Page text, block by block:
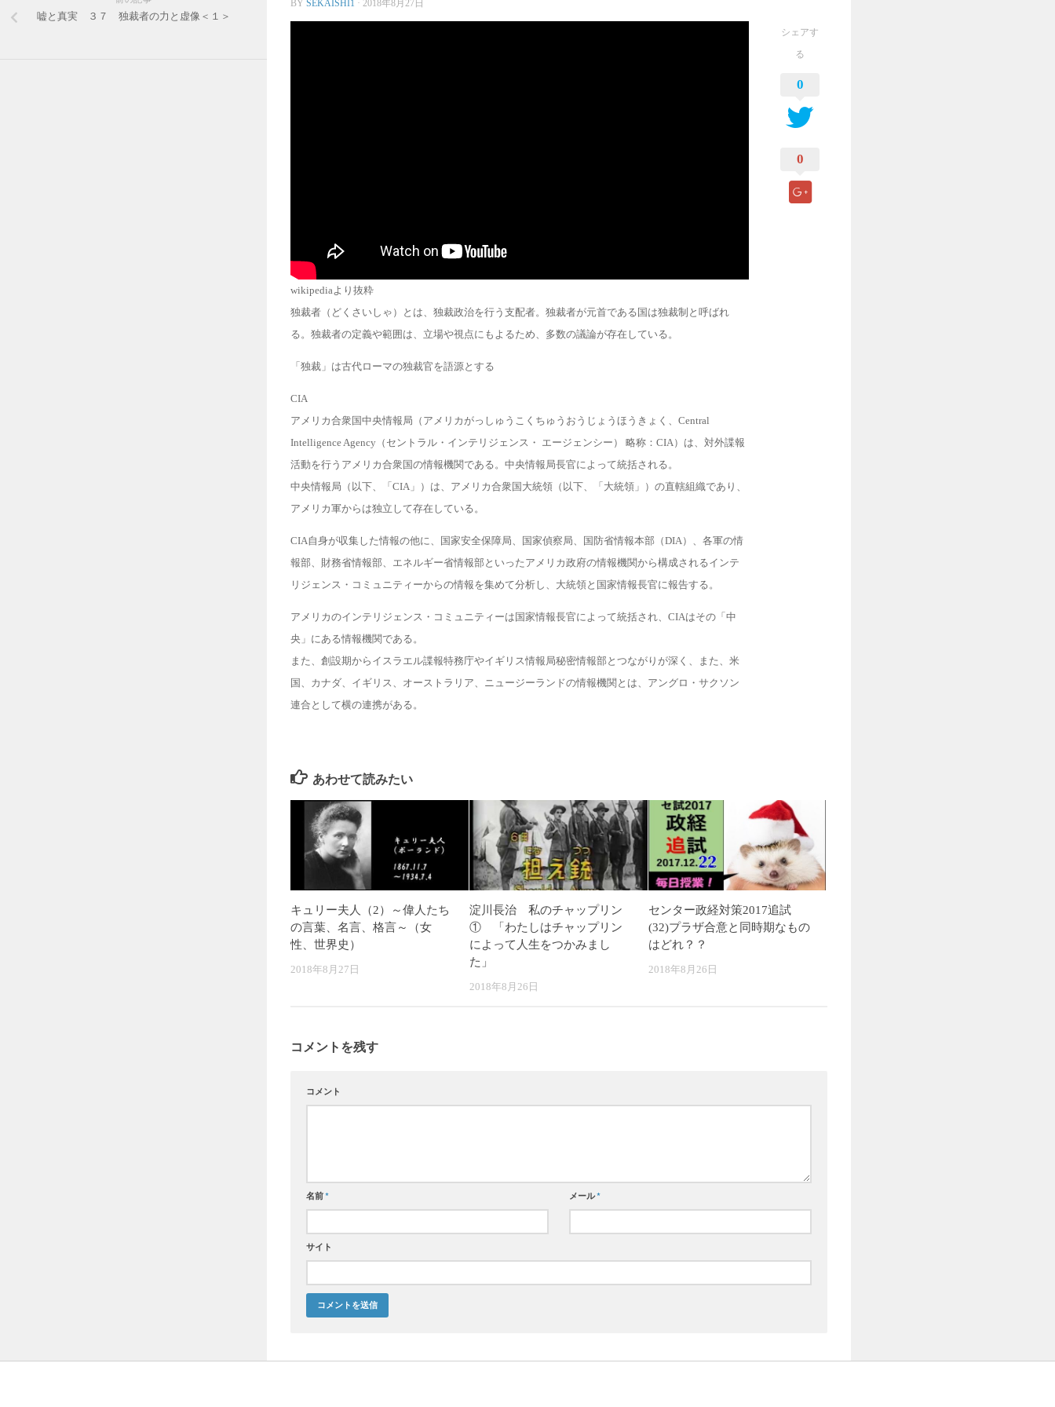
BY SEKAISHI1 · 2018年8月27日
wikipediaより抜粋
独裁者（どくさいしゃ）とは、独裁政治を行う支配者。独裁者が元首である国は独裁制と呼ばれ
る。独裁者の定義や範囲は、立場や視点にもよるため、多数の議論が存在している。
「独裁」は古代ローマの独裁官を語源とする
CIA
アメリカ合衆国中央情報局（アメリカがっしゅうこくちゅうおうじょうほうきょく、Central
Intelligence Agency（セントラル・インテリジェンス・ エージェンシー） 略称：CIA）は、対外諜報
活動を行うアメリカ合衆国の情報機関である。中央情報局長官によって統括される。
中央情報局（以下、「CIA」）は、アメリカ合衆国大統領（以下、「大統領」）の直轄組織であり、
アメリカ軍からは独立して存在している。
CIA自身が収集した情報の他に、国家安全保障局、国家偵察局、国防省情報本部（DIA）、各軍の情
報部、財務省情報部、エネルギー省情報部といったアメリカ政府の情報機関から構成されるインテ
リジェンス・コミュニティーからの情報を集めて分析し、大統領と国家情報長官に報告する。
アメリカのインテリジェンス・コミュニティーは国家情報長官によって統括され、CIAはその「中
央」にある情報機関である。
また、創設期からイスラエル諜報特務庁やイギリス情報局秘密情報部とつながりが深く、また、米
国、カナダ、イギリス、オーストラリア、ニュージーランドの情報機関とは、アングロ・サクソン
連合として横の連携がある。
シェアす
る
0
0
あわせて読みたい
キュリー夫人（2）～偉人たち
の言葉、名言、格言～（女
性、世界史）
2018年8月27日
淀川長治 私のチャップリン
① 「わたしはチャップリン
によって人生をつかみまし
た」
2018年8月26日
センター政経対策2017追試
(32)プラザ合意と同時期なもの
はどれ？？
2018年8月26日
コメントを残す
コメント
名前* メール*
サイト
嘘と真実 ３７ 独裁者の力と虚像＜１＞